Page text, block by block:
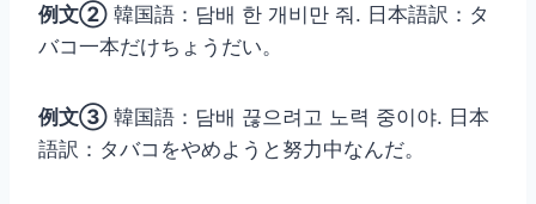
例文② 韓国語：담배 한 개비만 줘. 日本語訳：タ
バコ一本だけちょうだい。
例文③ 韓国語：담배 끊으려고 노력 중이야. 日本
語訳：タバコをやめようと努力中なんだ。